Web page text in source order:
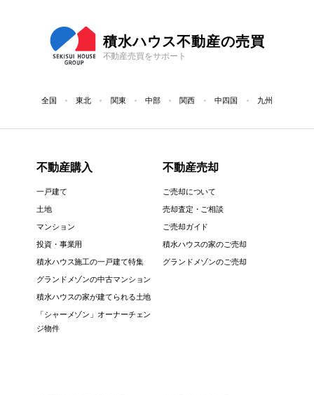
積水ハウス不動産の売買
不動産売買をサポート
全国 東北 関東 中部 関西 中四国 九州
不動産購入
一戸建て
土地
マンション
投資・事業用
積水ハウス施工の一戸建て特集
グランドメゾンの中古マンション
積水ハウスの家が建てられる土地
「シャーメゾン」オーナーチェン
ジ物件
不動産売却
ご売却について
売却査定・ご相談
ご売却ガイド
積水ハウスの家のご売却
グランドメゾンのご売却